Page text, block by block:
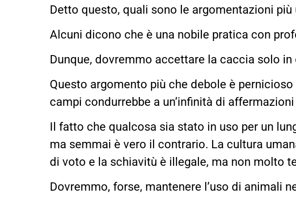
Detto questo, quali sono le argomentazioni
Alcuni dicono che è una nobile pratica con
Dunque, dovremmo accettare la caccia solo
Questo argomento più che debole è
campi condurrebbe a un’infinità di
Il fatto che qualcosa sia stato in uso per un
ma semmai è vero il contrario. La cultura
di voto e la schiavitù è illegale, ma non molto
Dovremmo, forse, mantenere l’uso di animali